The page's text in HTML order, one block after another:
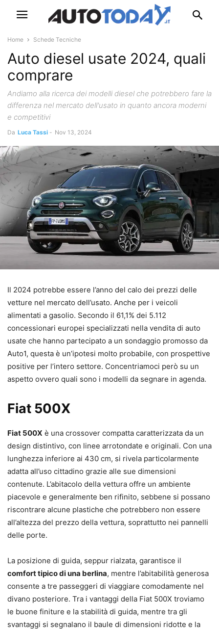
Home Schede Tecniche
Auto diesel usate 2024, quali
comprare
Andiamo alla ricerca dei modelli diesel che potrebbero fare la
differenza nel mercato dell'usato in quanto ancora moderni
e competitivi
Da Luca Tassi - Nov 13, 2024
Il 2024 potrebbe essere l’anno del calo dei prezzi delle
vetture nel mercato dell’usato. Anche per i veicoli
alimentati a gasolio. Secondo il 61,1% dei 5.112
concessionari europei specializzati nella vendita di auto
usate che hanno partecipato a un sondaggio promosso da
Auto1, questa è un’ipotesi molto probabile, con prospettive
positive per l’intero settore. Concentriamoci però su un
aspetto ovvero quali sono i modelli da segnare in agenda.
Fiat 500X
Fiat 500X è una crossover compatta caratterizzata da un
design distintivo, con linee arrotondate e originali. Con una
lunghezza inferiore ai 430 cm, si rivela particolarmente
adatta all’uso cittadino grazie alle sue dimensioni
contenute. L’abitacolo della vettura offre un ambiente
piacevole e generalmente ben rifinito, sebbene si possano
riscontrare alcune plastiche che potrebbero non essere
all’altezza del prezzo della vettura, soprattutto nei pannelli
delle porte.
La posizione di guida, seppur rialzata, garantisce il
comfort tipico di una berlina, mentre l’abitabilità generosa
consente a tre passeggeri di viaggiare comodamente nel
divano posteriore. Tra i vantaggi della Fiat 500X troviamo
le buone finiture e la stabilità di guida, mentre tra gli
svantaggi si segnalano il baule di dimensioni ridotte e la